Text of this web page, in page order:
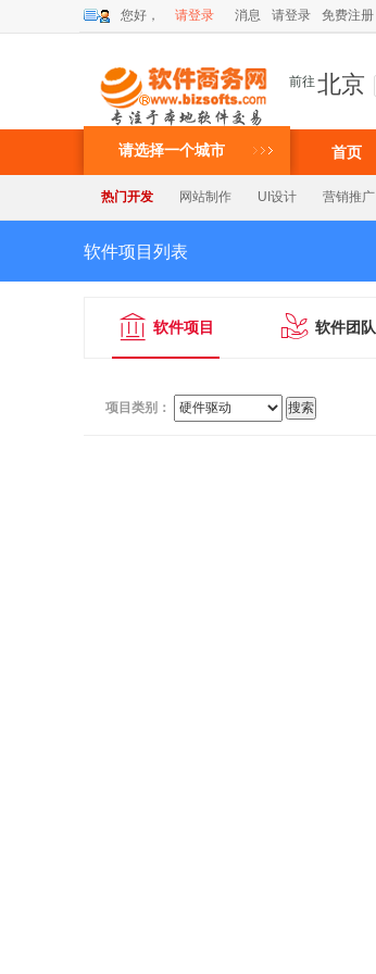
您好， 请登录 消息 请登录 免费注册
前往 北京
请选择一个城市 首页
热门开发 网站制作 UI设计 营销推广
软件项目列表
 软件项目  软件团队
项目类别：